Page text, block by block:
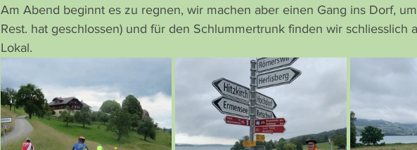
Am Abend beginnt es zu regnen, wir machen aber einen Gang ins Dorf,
Rest. hat geschlossen) und für den Schlummertrunk finden wir schliesslich
Lokal.